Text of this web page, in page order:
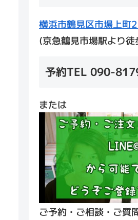
横浜市鶴見区市場上町
(京急鶴見市場駅より
予約TEL 090-
または
ご予約・ご相談・ご質